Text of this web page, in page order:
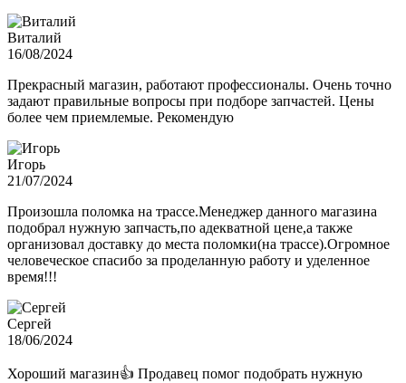
Виталий
16/08/2024
Прекрасный магазин, работают профессионалы. Очень точно
задают правильные вопросы при подборе запчастей. Цены
более чем приемлемые. Рекомендую
Игорь
21/07/2024
Произошла поломка на трассе.Менеджер данного магазина
подобрал нужную запчасть,по адекватной цене,а также
организовал доставку до места поломки(на трассе).Огромное
человеческое спасибо за проделанную работу и уделенное
время!!!
Сергей
18/06/2024
Хороший магазин👍 Продавец помог подобрать нужную